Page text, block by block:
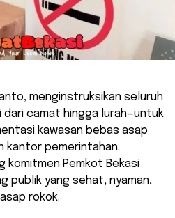
menginstruksikan seluruh
dari camat hingga lurah—untuk
kawasan bebas asap
kantor pemerintahan.
komitmen Pemkot Bekasi
publik yang sehat, nyaman,
rokok.